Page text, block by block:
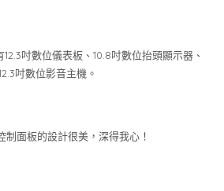
吋數位儀表板、10.8吋數位抬頭顯示器、
吋數位影音主機。
制面板的設計很美，深得我心！